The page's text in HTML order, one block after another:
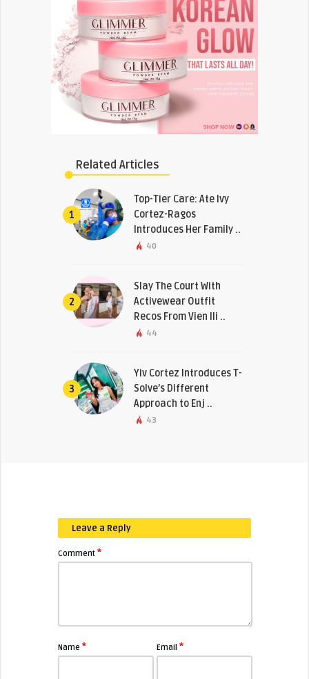
Related Articles
1
Top-Tier Care: Ate Ivy
Cortez-Ragos
Introduces Her Family ..
40
2
Slay The Court With
Activewear Outfit
Recos From Vien Ili ..
44
3
Yiv Cortez Introduces T-
Solve’s Different
Approach to Enj ..
43
Leave a Reply
Comment *
Name * Email*